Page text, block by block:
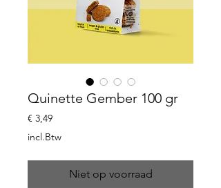
Quinette Gember 100 gr
€ 3,49Prijs
incl.Btw
Niet op voorraad